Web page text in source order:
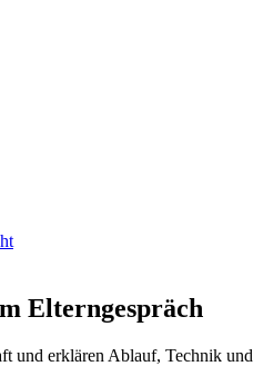
Elterngespräch
und erklären Ablauf, Technik und